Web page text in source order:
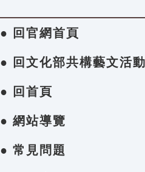
● 回官網首頁
● 回文化部共構藝文活
● 回首頁
● 網站導覽
● 常見問題